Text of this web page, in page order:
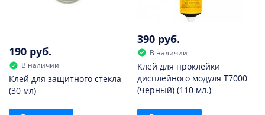
190 руб.
В наличии
Клей для защитного стекла
(30 мл)
390 руб.
В наличии
Клей для проклейки
дисплейного модуля T7000
(черный) (110 мл.)